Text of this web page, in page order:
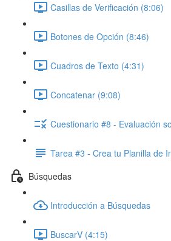
Casillas de Verificación (8:06)
Botones de Opción (8:46)
Cuadros de Texto (4:31)
Concatenar (9:08)
Cuestionario #8 - Evaluación
Tarea #3 - Crea tu Planilla de
Búsquedas
Introducción a Búsquedas
BuscarV (4:15)